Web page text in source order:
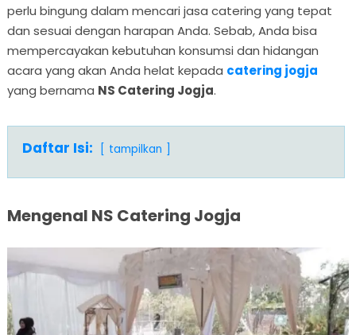
perlu bingung dalam mencari jasa catering yang tepat
dan sesuai dengan harapan Anda. Sebab, Anda bisa
mempercayakan kebutuhan konsumsi dan hidangan
acara yang akan Anda helat kepada catering jogja
yang bernama NS Catering Jogja.
Daftar Isi: tampilkan
Mengenal NS Catering Jogja